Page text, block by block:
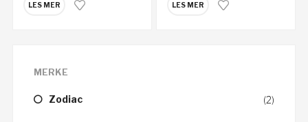
LES MER LES MER
MERKE
Zodiac (2)